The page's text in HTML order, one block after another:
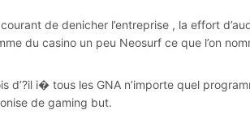
de denicher l’entreprise , la effort
du casino un peu Neosurf ce que l’on
d’?il i� tous les GNA n’importe quel
de gaming but.